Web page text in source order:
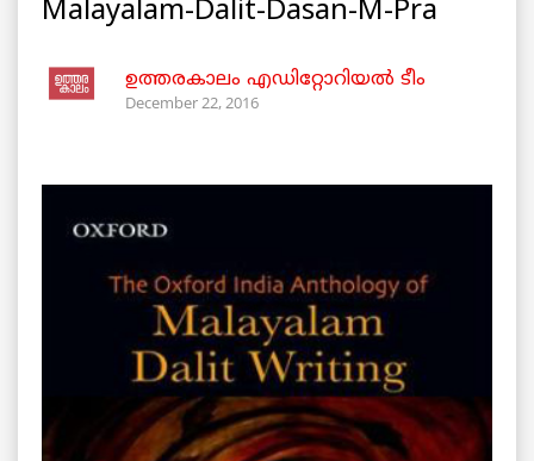
Malayalam-Dalit-Dasan-M-Pra
ഉത്തരകാലം എഡിറ്റോറിയല്‍ ടീം
December 22, 2016